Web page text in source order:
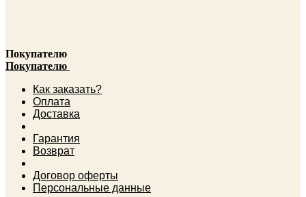
Покупателю
Покупателю
Как заказать?
Оплата
Доставка
Гарантия
Возврат
Договор оферты
Персональные данные